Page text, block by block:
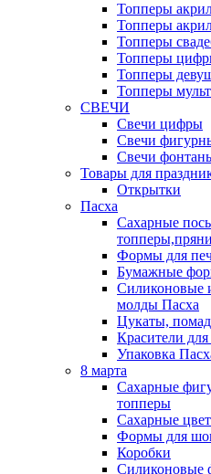
Топперы
Топперы
Топперы
Топперы
Топперы
Топперы
СВЕЧИ
Свечи цифры
Свечи
Свечи
Товары для
Открытки
Пасха
Сахарные
Формы для
Бумажные
Силиконовые
молды Пасха
Цукаты,
Красители
Упаковка
8 марта
Сахарные
топперы
Сахарные
Формы для
Коробки
Силиконовые